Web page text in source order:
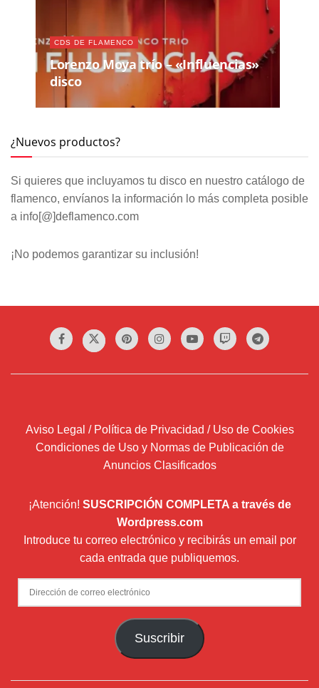
CDS DE FLAMENCO
Lorenzo Moya trío – «Influencias»
disco
¿Nuevos productos?
Si quieres que incluyamos tu disco en nuestro catálogo de
flamenco, envíanos la información lo más completa posible
a info[@]deflamenco.com
¡No podemos garantizar su inclusión!
Aviso Legal / Política de Privacidad / Uso de Cookies
Condiciones de Uso y Normas de Publicación de
Anuncios Clasificados
¡Atención! SUSCRIPCIÓN COMPLETA a través de
Wordpress.com
Introduce tu correo electrónico y recibirás un email por
cada entrada que publiquemos.
Dirección
de
Suscribir